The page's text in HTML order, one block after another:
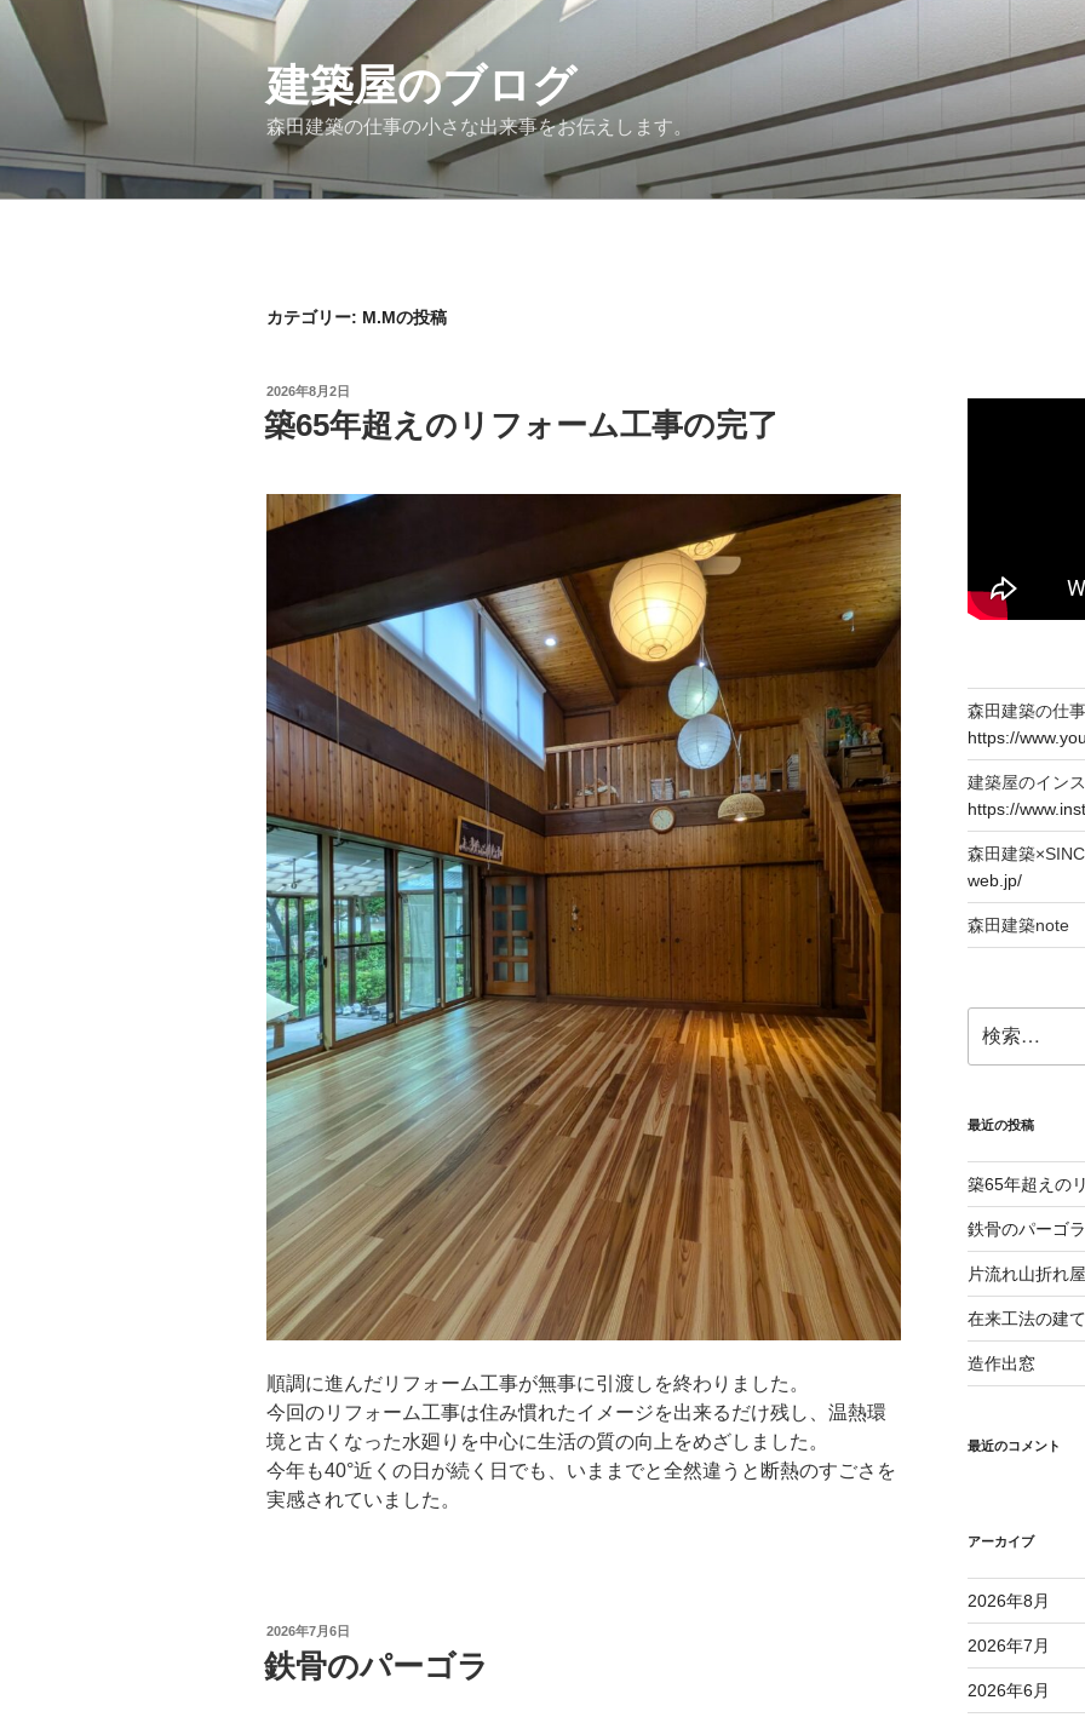
コ
へ
建築屋のブログ
森田建築の仕事の小さな出来事をお伝えします。
カテゴリー: M.Mの投稿
投
稿
日:
2026年8月2日
築65年超えのリフォーム工事の完了
順調に進んだリフォーム工事が無事に引渡しを終わりました。
今回のリフォーム工事は住み慣れたイメージを出来るだけ残し、温熱環
境と古くなった水廻りを中心に生活の質の向上をめざしました。
今年も40°近くの日が続く日でも、いままでと全然違うと断熱のすごさを
実感されていました。
投
稿
日:
2026年7月6日
鉄骨のパーゴラ
森田建築の仕
https://
建築屋のイン
https://
森田建築
web.jp/
森田建築note
索:
最近の投稿
築65年超えの
鉄骨のパーゴラ
片流れ山折れ
在来工法の建
造作出窓
最近のコメント
アーカイブ
2026年8月
2026年7月
2026年6月